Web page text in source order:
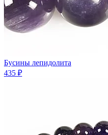
Бусины лепидолита
435 ₽